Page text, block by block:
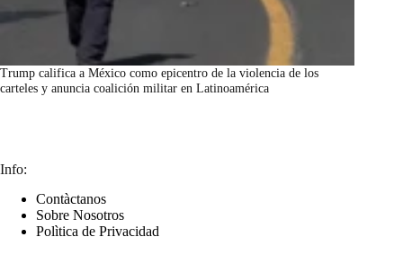
Trump califica a México como epicentro de la violencia de los
carteles y anuncia coalición militar en Latinoamérica
Info:
Contàctanos
Sobre Nosotros
Polìtica de Privacidad